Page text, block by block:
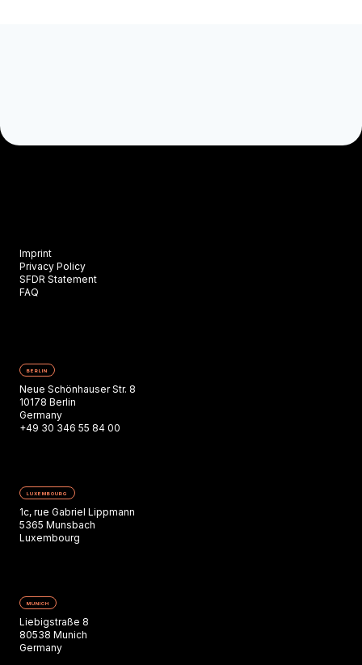
Imprint
Privacy Policy
SFDR Statement
FAQ
BERLIN
Neue Schönhauser Str. 8
10178 Berlin
Germany
+49 30 346 55 84 00
LUXEMBOURG
1c, rue Gabriel Lippmann
5365 Munsbach
Luxembourg
MUNICH
Liebigstraße 8
80538 Munich
Germany